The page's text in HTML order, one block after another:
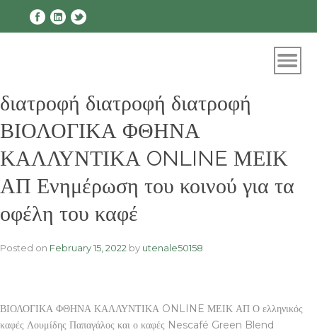
διατροφή διατροφή διατροφή
ΒΙΟΛΟΓΙΚΑ ΦΘΗΝΑ
ΚΑΛΛΥΝΤΙΚΑ ONLINE ΜΕΙΚ
ΑΠ Ενημέρωση του κοινού για τα
οφέλη του καφέ
Posted on February 15, 2022 by utenale50158
ΒΙΟΛΟΓΙΚΑ ΦΘΗΝΑ ΚΑΛΛΥΝΤΙΚΑ ONLINE ΜΕΙΚ ΑΠ Ο ελληνικός
καφές Λουμίδης Παπαγάλος και ο καφές Nescafé Green Blend